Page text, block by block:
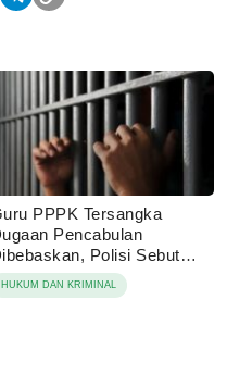
PPPK Tersangka
Pencabulan
Polisi Sebut
Dicabut Keluarga
HUKUM DAN KRIMINAL